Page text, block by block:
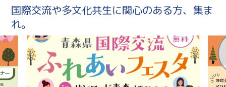
国際交流や多文化共生に関心のある方、集ま
れ。